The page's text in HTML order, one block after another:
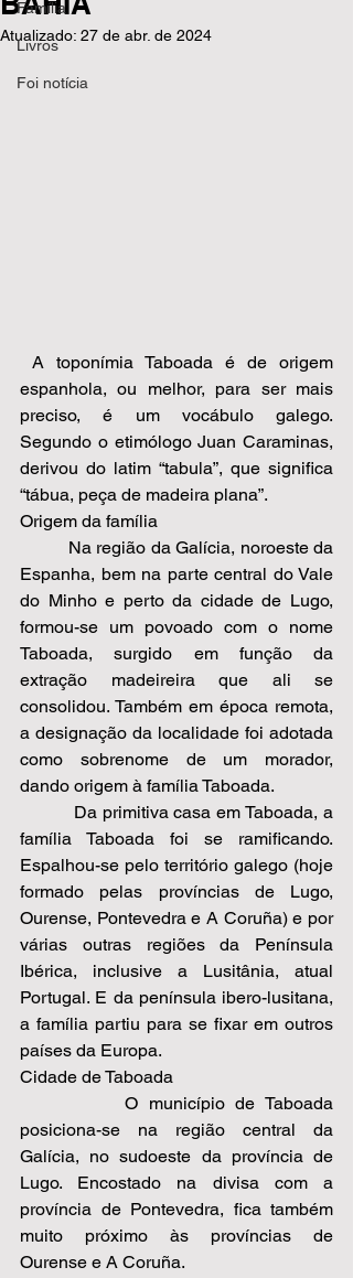
Família
Livros
Foi notícia
Atualizado: 27 de abr. de 2024
espanhola, ou melhor, para ser mais
preciso, é um vocábulo galego.
Segundo o etimólogo Juan Caraminas,
derivou do latim “tabula”, que significa
“tábua, peça de madeira plana”.
Origem da família
Espanha, bem na parte central do Vale
do Minho e perto da cidade de Lugo,
formou-se um povoado com o nome
Taboada, surgido em função da
extração madeireira que ali se
consolidou. Também em época remota,
a designação da localidade foi adotada
como sobrenome de um morador,
dando origem à família Taboada.
família Taboada foi se ramificando.
Espalhou-se pelo território galego (hoje
formado pelas províncias de Lugo,
Ourense, Pontevedra e A Coruña) e por
várias outras regiões da Península
Ibérica, inclusive a Lusitânia, atual
Portugal. E da península ibero-lusitana,
a família partiu para se fixar em outros
países da Europa.
Cidade de Taboada
          O município de Taboada
posiciona-se na região central da
Galícia, no sudoeste da província de
Lugo. Encostado na divisa com a
província de Pontevedra, fica também
muito próximo às províncias de
Ourense e A Coruña.